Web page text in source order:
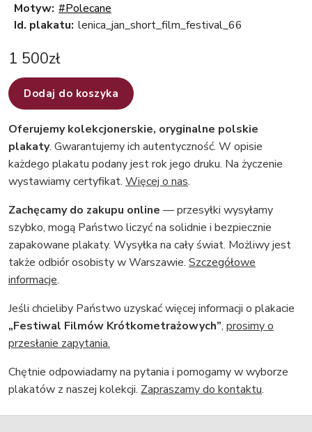
Motyw: #Polecane
Id. plakatu: lenica_jan_short_film_festival_66
1 500zł
Dodaj do koszyka
Oferujemy kolekcjonerskie, oryginalne polskie
plakaty. Gwarantujemy ich autentyczność. W opisie
każdego plakatu podany jest rok jego druku. Na życzenie
wystawiamy certyfikat. Więcej o nas.
Zachęcamy do zakupu online — przesyłki wysyłamy
szybko, mogą Państwo liczyć na solidnie i bezpiecznie
zapakowane plakaty. Wysyłka na cały świat. Możliwy jest
także odbiór osobisty w Warszawie. Szczegółowe
informacje.
Jeśli chcieliby Państwo uzyskać więcej informacji o plakacie
„Festiwal Filmów Krótkometrażowych”, prosimy o
przesłanie zapytania.
Chętnie odpowiadamy na pytania i pomogamy w wyborze
plakatów z naszej kolekcji. Zapraszamy do kontaktu.